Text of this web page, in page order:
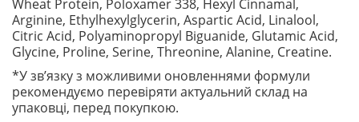
Wheat Protein, Poloxamer 338, Hexyl Cinnamal,
Arginine, Ethylhexylglycerin, Aspartic Acid, Linalool,
Citric Acid, Polyaminopropyl Biguanide, Glutamic Acid,
Glycine, Proline, Serine, Threonine, Alanine, Creatine.
*У зв’язку з можливими оновленнями формули
рекомендуємо перевіряти актуальний склад на
упаковці, перед покупкою.